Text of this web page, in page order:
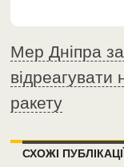
Мер Дніпра
ракету
СХОЖІ